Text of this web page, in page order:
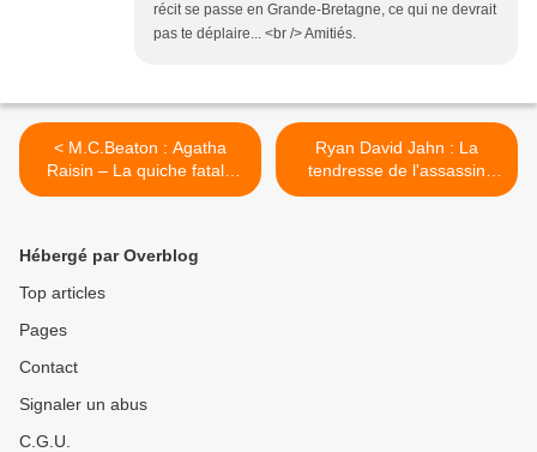
récit se passe en Grande-Bretagne, ce qui ne devrait
pas te déplaire... <br /> Amitiés.
< M.C.Beaton : Agatha
Raisin – La quiche fatale
(Albin Michel, 2016)
Ryan David Jahn : La
tendresse de l'assassin
(Actes Noirs, 2016) >
Hébergé par Overblog
Top articles
Pages
Contact
Signaler un abus
C.G.U.